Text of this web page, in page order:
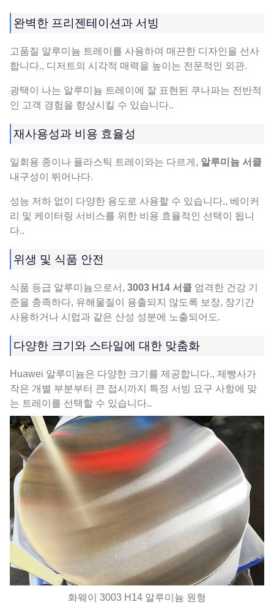
완벽한 프리젠테이션과 서빙
고품질 알루미늄 트레이를 사용하여 매끈한 디자인을 선사
합니다., 디저트의 시각적 매력을 높이는 전문적인 외관.
광택이 나는 알루미늄 트레이에 잘 표현된 쿠나파는 전반적
인 고객 경험을 향상시킬 수 있습니다..
재사용성과 비용 효율성
일회용 종이나 플라스틱 트레이와는 다르게, 알루미늄 서클
내구성이 뛰어나다.
성능 저하 없이 다양한 용도로 사용할 수 있습니다., 베이커
리 및 케이터링 서비스를 위한 비용 효율적인 선택이 됩니
다..
위생 및 식품 안전
식품 등급 알루미늄으로서, 3003 H14 서클 엄격한 건강 기
준을 충족하다, 유해물질이 용출되지 않도록 보장, 장기간
사용하거나 시럽과 같은 산성 성분에 노출되어도.
다양한 크기와 스타일에 대한 맞춤화
Huawei 알루미늄은 다양한 크기를 제공합니다., 제빵사가
작은 개별 부분부터 큰 접시까지 특정 서빙 요구 사항에 맞
는 트레이를 선택할 수 있습니다..
화웨이 3003 H14 알루미늄 원형